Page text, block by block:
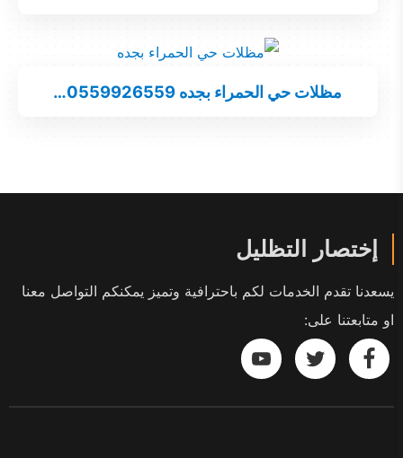
مظلات حي الحمراء بجده 0559926559…
إختصار التظليل
يسعدنا تقدم الخدمات لكم باحترافية وتميز يمكنكم التواصل معنا
او متابعتنا على:
تابعنا تابعنا تابعنا